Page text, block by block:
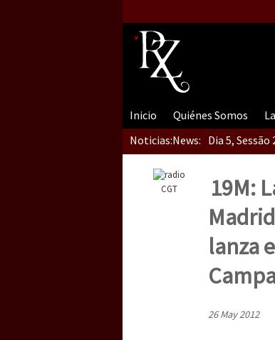
Inicio Quiénes Somos
Noticias:News: Dia 5,
Dia 5,
Dia 4 –
Dia 3 do
CGT
19M:
lanza
26 May 2012